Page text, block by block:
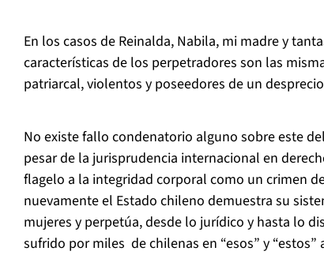
En los casos de Reinalda, Nabila, mi madre y
características de los perpetradores son las
patriarcal, violentos y poseedores de un
No existe fallo condenatorio alguno sobre este
pesar de la jurisprudencia internacional en
flagelo a la integridad corporal como un crimen
nuevamente el Estado chileno demuestra su
mujeres y perpetúa, desde lo jurídico y hasta lo
sufrido por miles de chilenas en “esos” y “estos”